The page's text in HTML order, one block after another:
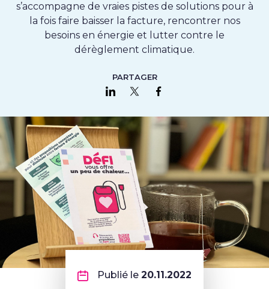
s’accompagne de vraies pistes de solutions pour à
la fois faire baisser la facture, rencontrer nos
besoins en énergie et lutter contre le
dérèglement climatique.
PARTAGER
Partager sur LinkedIn
Partager sur Twitter
Publié le 20.11.2022